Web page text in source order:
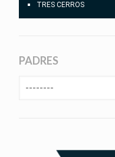
TRES CERROS
PADRES